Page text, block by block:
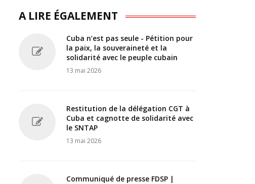
A LIRE ÉGALEMENT
Cuba n’est pas seule - Pétition pour
la paix, la souveraineté et la
solidarité avec le peuple cubain
13 mai 2026
Restitution de la délégation CGT à
Cuba et cagnotte de solidarité avec
le SNTAP
13 mai 2026
Communiqué de presse FDSP |